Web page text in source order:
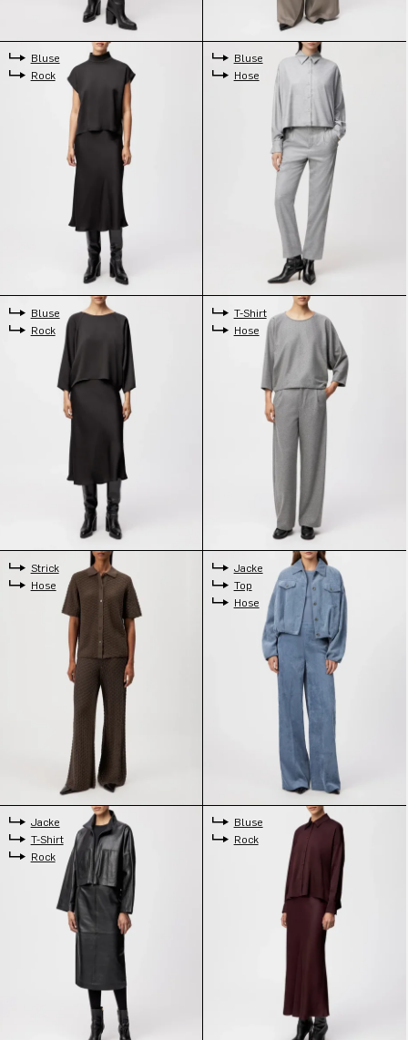
Bluse
Rock
Bluse
Hose
Bluse
Rock
T-Shirt
Hose
Strick
Hose
Jacke
Top
Hose
Jacke
T-Shirt
Rock
Bluse
Rock